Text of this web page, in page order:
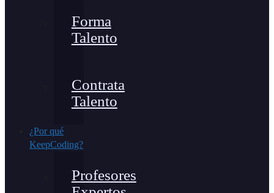
Forma
Talento
Contrata
Talento
¿Por qué
KeepCoding?
Profesores